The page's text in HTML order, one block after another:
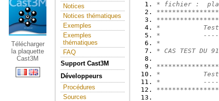
Télécharger
la plaquette
Cast3M
Notices
Notices thématiques
Exemples
Exemples
thématiques
FAQ
Support Cast3M
Développeurs
Procédures
Sources
* fichier :
*           Test
*
*
* CAS TEST DU
*           Test
*